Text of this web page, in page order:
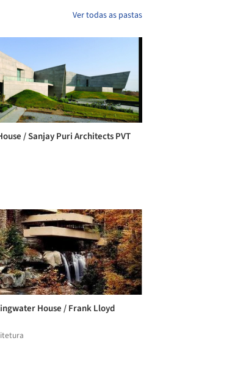
Ver todas as pastas
/ Sanjay Puri Architects PVT
House / Frank Lloyd